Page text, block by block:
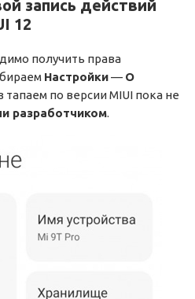
запись действий
12
получить права
Настройки— О
тапаем по версии MIUI пока не
разработчиком.